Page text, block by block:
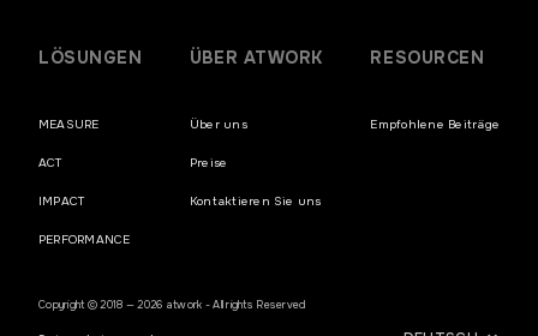
die Geschäftsergebnisse haben und die […]
LÖSUNGEN
MEASURE
ACT
IMPACT
PERFORMANCE
ÜBER ATWORK
Über uns
Preise
Kontaktieren Sie uns
RESOURCEN
Empfohlene Beiträge
Copyright © 2018 — 2026 atwork - All rights Reserved